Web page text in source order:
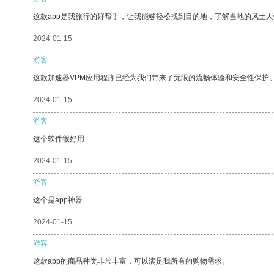
这款app是我旅行的好帮手，让我能够轻松找到目的地，了解当地的风土
2024-01-15
游客
这款加速器VPM应用程序已经为我们带来了无限的流畅体验和安全性保护
2024-01-15
游客
这个软件很好用
2024-01-15
游客
这个是app神器
2024-01-15
游客
这款app的商品种类非常丰富，可以满足我所有的购物需求。